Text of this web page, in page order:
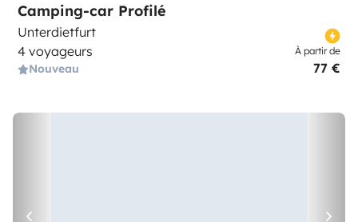
Camping-car Profilé
Unterdietfurt
4 voyageurs
Nouveau
À partir de
77 €